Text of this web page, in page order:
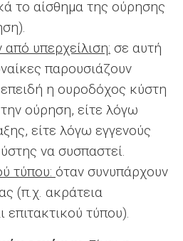
το αίσθημα της ούρησης
υπερχείλιση: σε αυτή
παρουσιάζουν
η ουροδόχος κύστη
ούρηση, είτε λόγω
είτε λόγω εγγενούς
να συσπαστεί.
τύπου: όταν συνυπάρχουν
(π.χ. ακράτεια
επιτακτικού τύπου).